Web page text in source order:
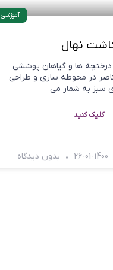
آموزشی
نهال
درختچه ها و گیاهان پوششی
در محوطه سازی و طراحی
سبز به شمار می
کلیک کنید
بدون دیدگاه